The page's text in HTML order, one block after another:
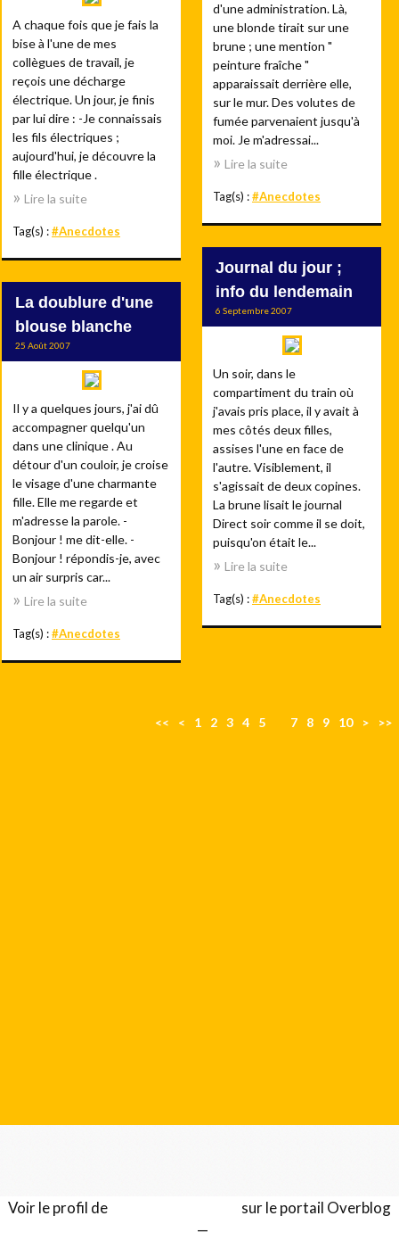
d'une administration. Là,
une blonde tirait sur une
brune ; une mention "
peinture fraîche "
apparaissait derrière elle,
sur le mur. Des volutes de
fumée parvenaient jusqu'à
moi. Je m'adressai...
Lire la suite
Tag(s) :#Anecdotes
A chaque fois que je fais la
bise à l'une de mes
collègues de travail, je
reçois une décharge
électrique. Un jour, je finis
par lui dire : -Je connaissais
les fils électriques ;
aujourd'hui, je découvre la
fille électrique .
Lire la suite
Tag(s) :#Anecdotes
Journal du jour ;
info du lendemain
6 Septembre 2007
Un soir, dans le
compartiment du train où
j'avais pris place, il y avait à
mes côtés deux filles,
assises l'une en face de
l'autre. Visiblement, il
s'agissait de deux copines.
La brune lisait le journal
Direct soir comme il se doit,
puisqu'on était le...
Lire la suite
Tag(s) :#Anecdotes
La doublure d'une
blouse blanche
25 Août 2007
Il y a quelques jours, j'ai dû
accompagner quelqu'un
dans une clinique . Au
détour d'un couloir, je croise
le visage d'une charmante
fille. Elle me regarde et
m'adresse la parole. -
Bonjour ! me dit-elle. -
Bonjour ! répondis-je, avec
un air surpris car...
Lire la suite
Tag(s) :#Anecdotes
<< < 1 2 3 4 5 7 8 9 10 > >>
Voir le profil de sur le portail Overblog